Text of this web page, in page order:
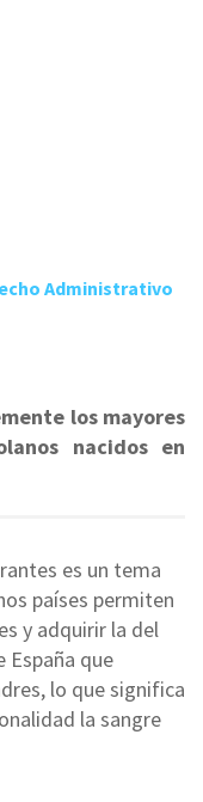
Administrativo
los mayores
nacidos en
es un tema
países permiten
y adquirir la del
España que
lo que significa
la sangre